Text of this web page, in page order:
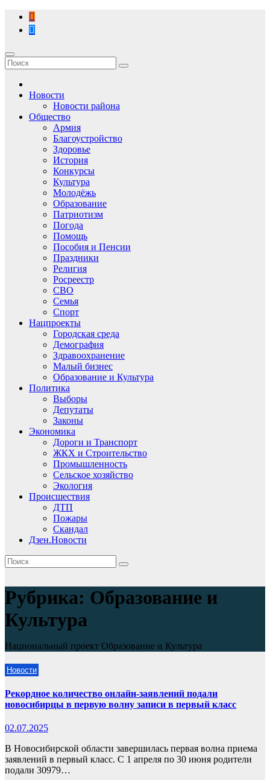
Перейти
содержимому
Новости
Новости района
Общество
Армия
Благоустройство
Здоровье
История
Конкурсы
Культура
Молодёжь
Образование
Патриотизм
Погода
Помощь
Пособия и Пенсии
Праздники
Религия
Росреестр
СВО
Семья
Спорт
Нацпроекты
Городская среда
Демография
Здравоохранение
Малый бизнес
Образование и Культура
Политика
Выборы
Депутаты
Законы
Экономика
Дороги и Транспорт
ЖКХ и Строительство
Промышленность
Сельское хозяйство
Экология
Происшествия
ДТП
Пожары
Скандал
Дзен.Новости
Рубрика: Образование и
Культура
Национальный проект Образование и Культура
Новости
Рекордное количество онлайн-заявлений подали
новосибирцы в первую волну записи в первый класс
02.07.2025
В Новосибирской области завершилась первая волна приема
заявлений в первый класс. С 1 апреля по 30 июня родители
подали 30979…